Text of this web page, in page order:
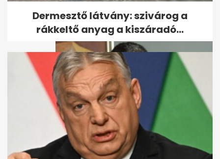
lehet
Dermesztő látvány: szivárog a
rákkeltő anyag a kiszáradó...